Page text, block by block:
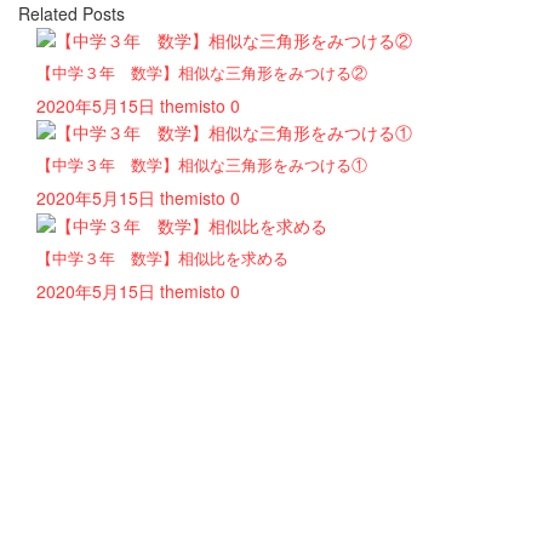
Related Posts
【中学３年 数学】相似な三角形をみつける②
2020年5月15日 themisto 0
【中学３年 数学】相似な三角形をみつける①
2020年5月15日 themisto 0
【中学３年 数学】相似比を求める
2020年5月15日 themisto 0